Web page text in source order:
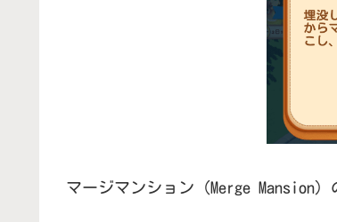
マージマンション（Merge Mansion